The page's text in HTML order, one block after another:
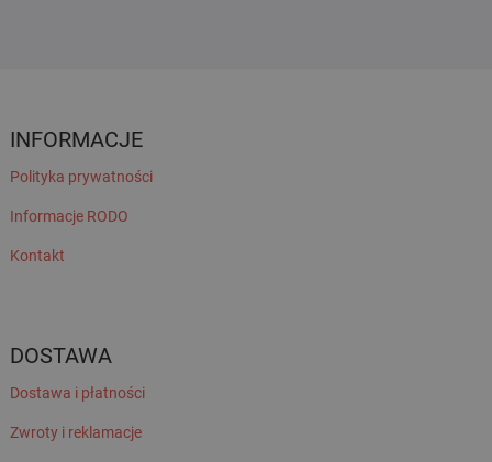
INFORMACJE
Polityka prywatności
Informacje RODO
Kontakt
DOSTAWA
Dostawa i płatności
Zwroty i reklamacje